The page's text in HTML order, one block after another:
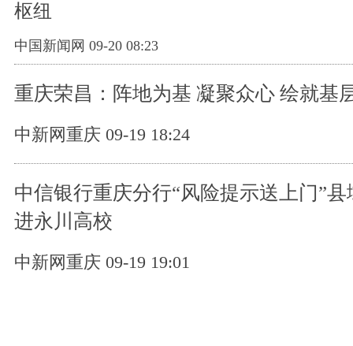
枢纽
中国新闻网 09-20 08:23
重庆荣昌：阵地为基 凝聚众心 绘就基
中新网重庆 09-19 18:24
中信银行重庆分行“风险提示送上门”
进永川高校
中新网重庆 09-19 19:01